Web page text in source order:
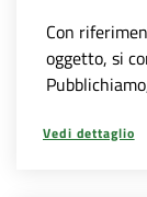
Con
oggetto, si
Vedi dettaglio